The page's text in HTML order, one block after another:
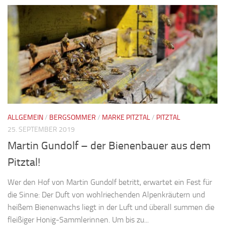
ALLGEMEIN/ BERGSOMMER / MARKE PITZTAL/ PITZTAL
25. SEPTEMBER 2019
Martin Gundolf – der Bienenbauer aus dem
Pitztal!
Wer den Hof von Martin Gundolf betritt, erwartet ein Fest für
die Sinne: Der Duft von wohlriechenden Alpenkräutern und
heißem Bienenwachs liegt in der Luft und überall summen die
fleißiger Honig-Sammlerinnen. Um bis zu...